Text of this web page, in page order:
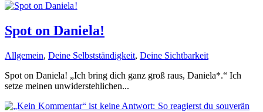
Spot on Daniela!
Allgemein, Deine Selbstständigkeit, Deine Sichtbarkeit
Spot on Daniela! „Ich bring dich ganz groß raus, Daniela*.“ Ich
setze meinen unwiderstehlichen...